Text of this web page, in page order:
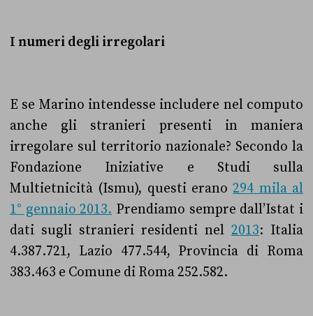
I numeri degli irregolari
E se Marino intendesse includere nel computo
anche gli stranieri presenti in maniera
irregolare sul territorio nazionale? Secondo la
Fondazione Iniziative e Studi sulla
Multietnicità (Ismu), questi erano294 mila al
1° gennaio 2013. Prendiamo sempre dall’Istat i
dati sugli stranieri residenti nel 2013: Italia
4.387.721, Lazio 477.544, Provincia di Roma
383.463 e Comune di Roma 252.582.